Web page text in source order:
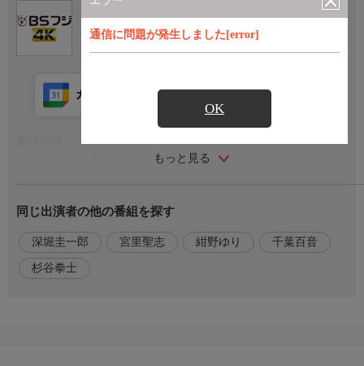
通信に問題が発生しました[error]
OK
もっと見る
カレンダー登録 アプリ視聴
ラウンドで、次世代アスリートたちに技術や想いを伝え、夢を体
現した者と、夢を見始めた者が交わる様を描くドキュメンタリー
「CROSS DOCUMENTARY」
同じ出演者の他の番組を探す
深堀圭一郎 宮里聖志 紺野ゆり 千葉百音
杉谷拳士